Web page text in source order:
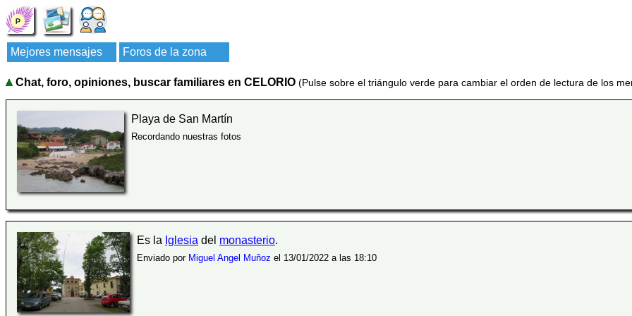
Mejores mensajes Foros de la zona
Chat, foro, opiniones, buscar familiares en CELORIO (Pulse sobre el triángulo verde para cambiar el orden de lectura de los
Playa de San Martín
Recordando nuestras fotos
Es la Iglesia del monasterio.
Enviado por Miguel Angel Muñoz el 13/01/2022 a las 18:10